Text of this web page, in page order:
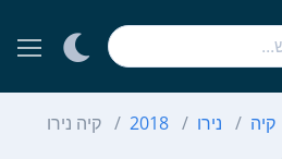
קיה נירו 2018 קיה נירו